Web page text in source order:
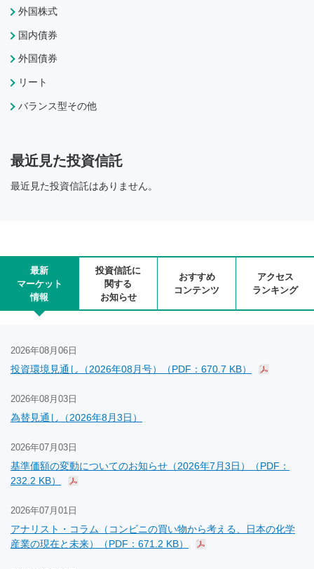
外国株式
国内債券
外国債券
リート
バランス型その他
最近見た投資信託
最近見た投資信託はありません。
最新
マーケット
情報
投資信託に
関する
お知らせ
おすすめ
コンテンツ
アクセス
ランキング
2026年08月06日
投資環境見通し（2026年08月号）（PDF：670.7 KB）
2026年08月03日
為替見通し（2026年8月3日）
2026年07月03日
基準価額の変動についてのお知らせ（2026年7月3日）（PDF：
232.2 KB）
2026年07月01日
アナリスト・コラム（コンビニの買い物から考える、日本の化学
産業の現在と未来）（PDF：671.2 KB）